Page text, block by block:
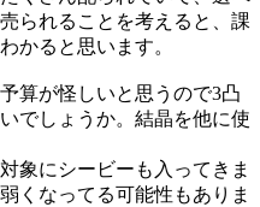
られることを考えると、課
かると思います。
算が怪しいと思うので3凸
でしょうか。結晶を他に使
象にシービーも入ってきま
くなってる可能性もありま